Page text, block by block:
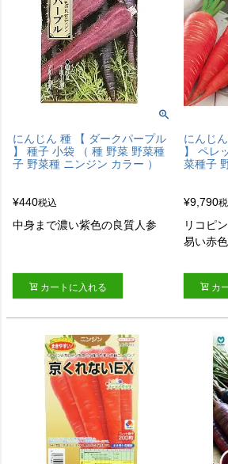
にんじん 種 【 ダークパープル
】 種子 小袋 （ 種 野菜 野菜種
子 野菜種 ニンジン カラー ）
¥440税込
中身まで濃い紫色の良質人参
カートに入れる
にんじ
】 ペレ
菜種子
¥9,790
リコピ
易い赤
カ